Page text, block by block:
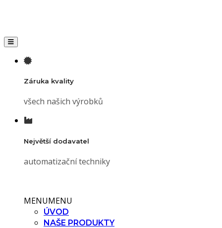
Toggle navigation
Záruka kvality
všech našich výrobků
Největší dodavatel
automatizační techniky
MENUMENU
ÚVOD
NAŠE PRODUKTY